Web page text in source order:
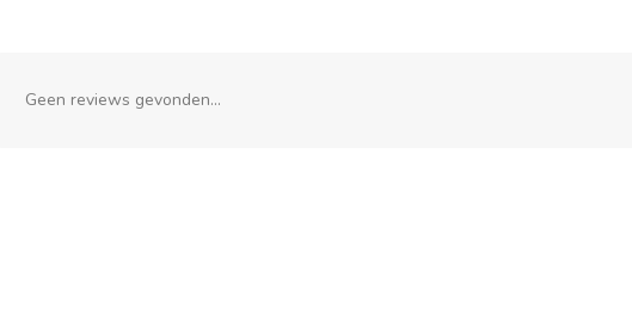
Geen reviews gevonden...